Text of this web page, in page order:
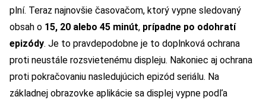
plní. Teraz najnovšie časovačom, ktorý vypne sledovaný
obsah o 15, 20 alebo 45 minút, prípadne po odohratí
epizódy. Je to pravdepodobne je to doplnková ochrana
proti neustále rozsvietenému displeju. Nakoniec aj ochrana
proti pokračovaniu nasledujúcich epizód seriálu. Na
základnej obrazovke aplikácie sa displej vypne podľa